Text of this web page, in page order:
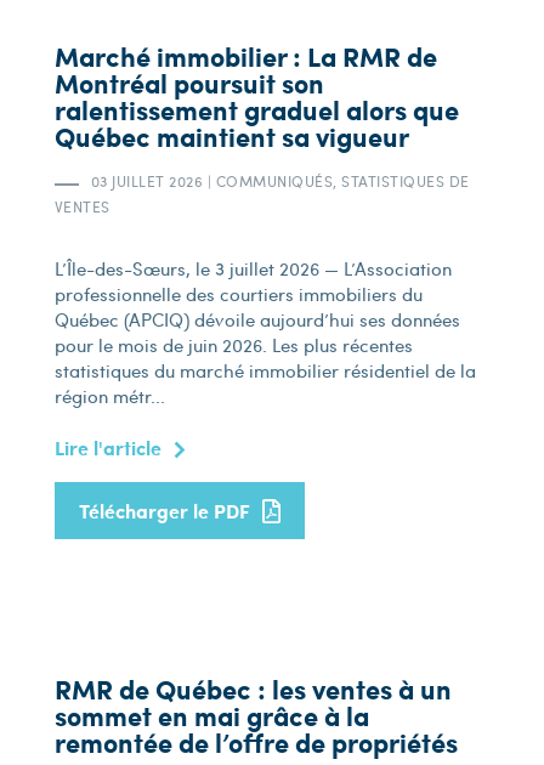
Marché immobilier : La RMR de
Montréal poursuit son
ralentissement graduel alors que
Québec maintient sa vigueur
03 JUILLET 2026 | COMMUNIQUÉS, STATISTIQUES DE
VENTES
L’Île-des-Sœurs, le 3 juillet 2026 — L’Association
professionnelle des courtiers immobiliers du
Québec (APCIQ) dévoile aujourd’hui ses données
pour le mois de juin 2026. Les plus récentes
statistiques du marché immobilier résidentiel de la
région métr...
Lire l'article
Télécharger le PDF
RMR de Québec : les ventes à un
sommet en mai grâce à la
remontée de l’offre de propriétés